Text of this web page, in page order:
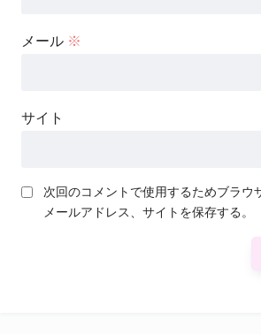
メール ※
サイト
次回のコメントで使用するためブラウ
メールアドレス、サイトを保存する。